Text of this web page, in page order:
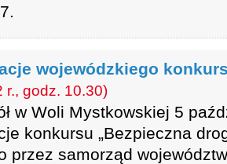
wojewódzkiego
r., godz. 10.30)
w Woli Mystkowskiej 5
konkursu „Bezpieczna
przez samorząd